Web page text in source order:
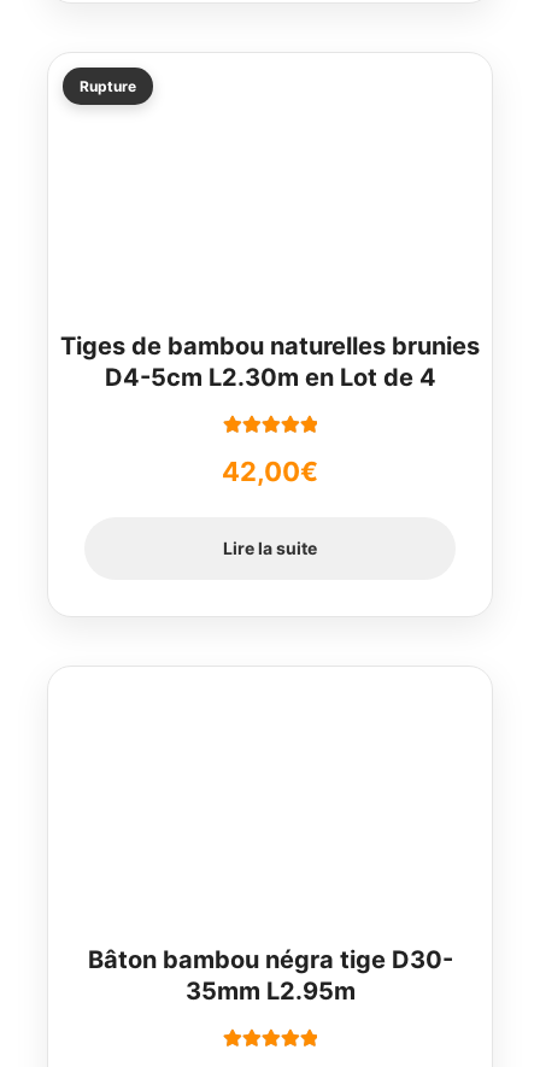
Rupture
Tiges de bambou naturelles brunies
D4-5cm L2.30m en Lot de 4
5
42,00€
Lire la suite
Bâton bambou négra tige D30-
35mm L2.95m